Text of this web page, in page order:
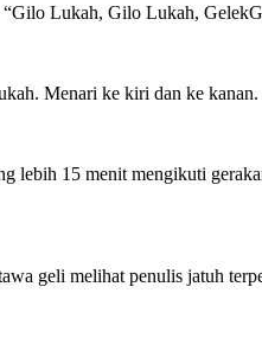
“Gilo Lukah, Gilo Lukah,
Menari ke kiri dan ke kanan.
lebih 15 menit mengikuti
geli melihat penulis jatuh